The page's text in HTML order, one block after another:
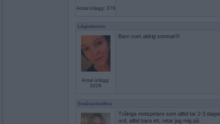
Antal inlägg: 379
Lågintensiv
Antal inlägg:
3228
Barn som aldrig somnar!!!
SmålandsMira
Tråkiga motspelare som alltid tar 2-3
ord, alltid bara ett, retar jag mig på.